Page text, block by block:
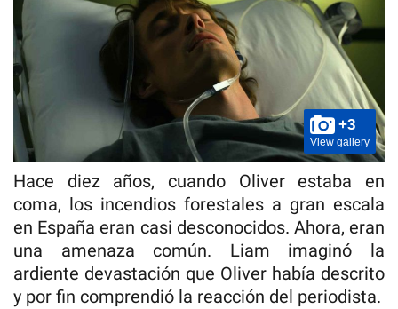
+3
View gallery
Hace diez años, cuando Oliver estaba en
coma, los incendios forestales a gran escala
en España eran casi desconocidos. Ahora, eran
una amenaza común. Liam imaginó la
ardiente devastación que Oliver había descrito
y por fin comprendió la reacción del periodista.